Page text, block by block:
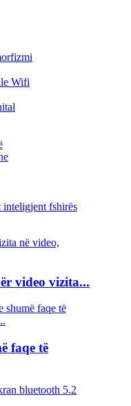
Wifi
inteligjent fshirës
video vizita...
faqe të